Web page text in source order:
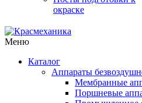
окраске
Меню
Каталог
Аппараты
Мембранные
Поршневые